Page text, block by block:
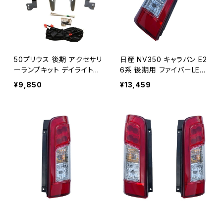
50プリウス 後期 アクセサリ
ーランプキット デイライト
流れるウインカー JP-PURI
S50-FOG
¥9,850
日産 NV350 キャラバン E2
6系 後期用 ファイバーLED
テールランプ 左(助手席側）
JP091-LED-L+PX- NV35
¥13,459